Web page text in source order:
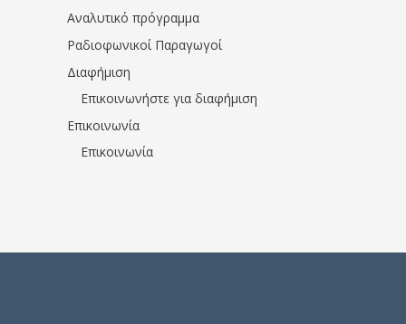
Αναλυτικό πρόγραμμα
Ραδιοφωνικοί Παραγωγοί
Διαφήμιση
Επικοινωνήστε για διαφήμιση
Επικοινωνία
Επικοινωνία